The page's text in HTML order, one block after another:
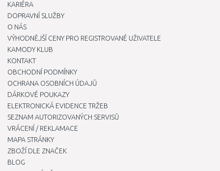
KARIÉRA
DOPRAVNÍ SLUŽBY
O NÁS
VÝHODNĚJŠÍ CENY PRO REGISTROVANÉ UŽIVATELE
KAMODY KLUB
KONTAKT
OBCHODNÍ PODMÍNKY
OCHRANA OSOBNÍCH ÚDAJŮ
DÁRKOVÉ POUKAZY
ELEKTRONICKÁ EVIDENCE TRŽEB
SEZNAM AUTORIZOVANÝCH SERVISŮ
VRÁCENÍ / REKLAMACE
MAPA STRÁNKY
ZBOŽÍ DLE ZNAČEK
BLOG